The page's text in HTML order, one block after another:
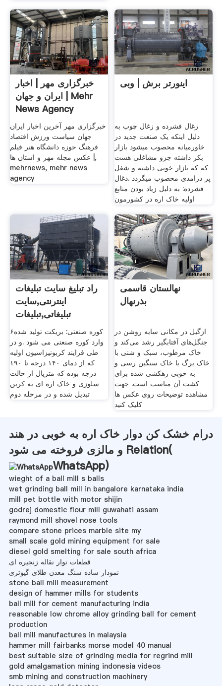
خبرگزاری مهر | اخبار
ایران و جهان | Mehr
News Agency
خبرگزاری مهر آخرين اخبار ايران
جهان سياست ورزش اقتصاد
فرهنگ حوزه دانشگاه هنر فيلم
عکس مجله مهر و استان ها |,
mehrnews, mehr news
agency
اینورتر برش | وبی
زغال فشرده و زغال چوب به
دلیل اینکه یک صنعت جدید در
خاورمیانه محصوب میشود بازار
بکر داشته جزو مشاغلی هست
که که بازار خوبی داشته و شغل
پر درامدی محصوب میگردد .ذغال
فشرده: به دلیل زیاد بودن منابع
اولیه خاک اره در کشورمون
راد تبلیغ سایت تبلیغات
اینترنتی,سایت
تبلیغاتی,تبلیغات
۶کوره صنعتی: بریکت تولید شده
وارد کوره صنعتی می شود .و در
طی فرایند کربونیزاسیون اولیه
که از دمای ۱۴۰ درجه تا ۱۹۰
درجه بوده که متریال از حالت
سلوزی و خاک اره ای به کربن
تبدیل شده و در مرحله دوم
نهالستان قاسمی
بذرنهال
ازگیل در مکانی سایه روشن در
جنگل‌های آفتابگیر رشد می‌کند و
خاک مرطوب، سبک و شنی با
خاک برگ یا خاک سنگین رسی و
به خوبی زهکشی شده برای
کشت آن مناسب است. جهت
مشاهده توضیحات روی عکس ها
کلیک کنید
درام خشک کن دوار خاک اره به خوبی در هند
و مالزی فروخته می شود Relation(
WhatsApp)
wieght of a ball mill s balls
wet grinding ball mill in bangalore karnataka india
mill pet bottle with motor shijin
godrej domestic flour mill guwahati assam
raymond mill shovel nose tools
compare stone prices marble site my
small scale gold mining equipment for sale
diesel gold smelting for sale south africa
قطعات نوار نقاله زنجیره ای
نمودار ساده سنگ معدن طلای گیوتری
stone ball mill measurement
design of hammer mills for students
ball mill for cement manufacturing india
reasonable low chrome alloy grinding ball for cement
production
ball mill manufactures in malaysia
hammer mill fairbanks morse model 40 manual
best suitable size of grinding media for regrind mill
gold amalgamation mining indonesia videos
smb mining and construction machinery